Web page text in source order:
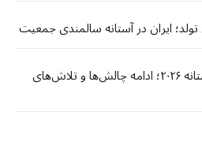
تولد؛ ایران در آستانه سالمندی جمعیت
چشم‌انداز هسته‌ای ایران در آستانه ۲۰۲۶؛ ادامه چالش‌ها و تلاش‌های